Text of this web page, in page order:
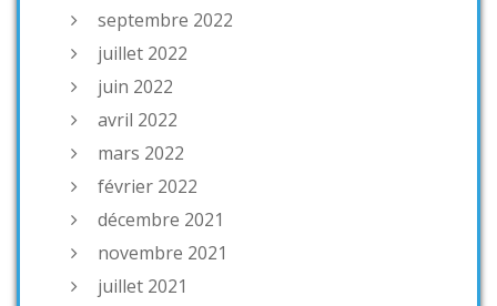
septembre 2022
juillet 2022
juin 2022
avril 2022
mars 2022
février 2022
décembre 2021
novembre 2021
juillet 2021